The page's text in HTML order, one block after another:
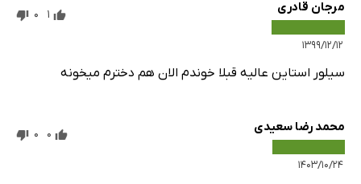
مرجان قادری
۱۳۹۹/۱۲/۱۲
1
0
سیلور استاین عالیه قبلا خوندم الان هم دخترم میخونه
محمد رضا سعیدی
۱۴۰۳/۱۰/۲۴
0
0